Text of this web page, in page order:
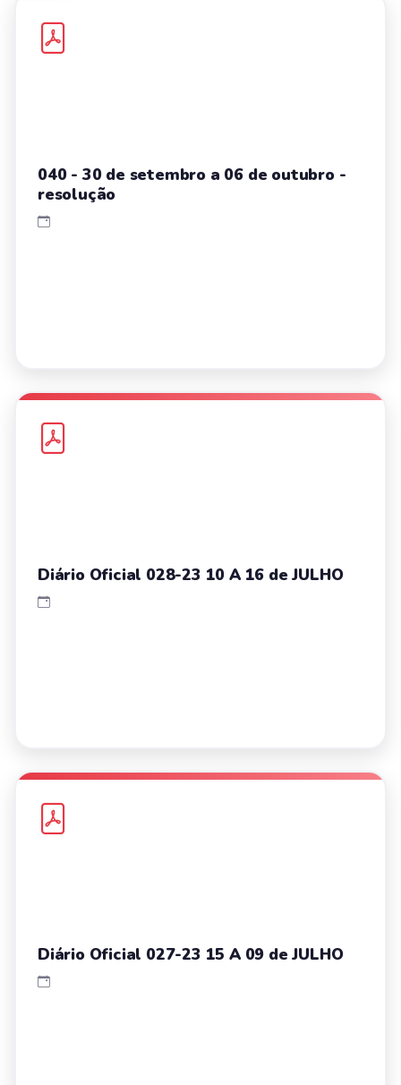
040 - 30 de setembro a 06 de outubro -
resolução
Diário Oficial 028-23 10 A 16 de JULHO
Diário Oficial 027-23 15 A 09 de JULHO